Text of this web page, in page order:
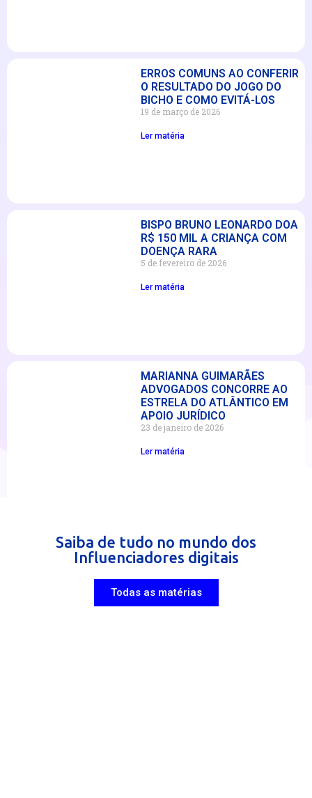
ERROS COMUNS AO CONFERIR
O RESULTADO DO JOGO DO
BICHO E COMO EVITÁ-LOS
19 de março de 2026
Ler matéria
BISPO BRUNO LEONARDO DOA
R$ 150 MIL A CRIANÇA COM
DOENÇA RARA
5 de fevereiro de 2026
Ler matéria
MARIANNA GUIMARÃES
ADVOGADOS CONCORRE AO
ESTRELA DO ATLÂNTICO EM
APOIO JURÍDICO
23 de janeiro de 2026
Ler matéria
Saiba de tudo no mundo dos
Influenciadores digitais
Todas as matérias